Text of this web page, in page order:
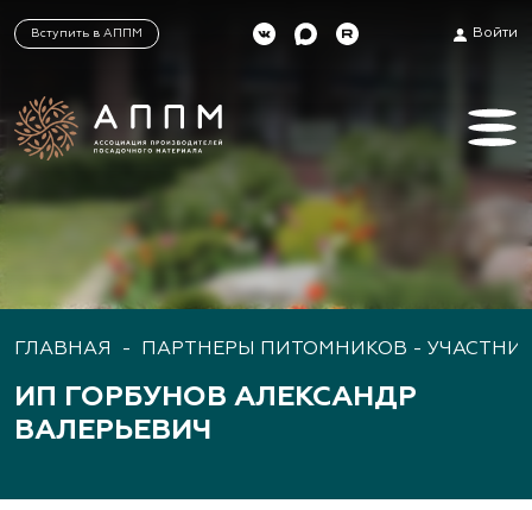
Вступить в АППМ Войти
ГЛАВНАЯ - ПАРТНЕРЫ ПИТОМНИКОВ -
ИП ГОРБУНОВ АЛЕКСАНДР
ВАЛЕРЬЕВИЧ